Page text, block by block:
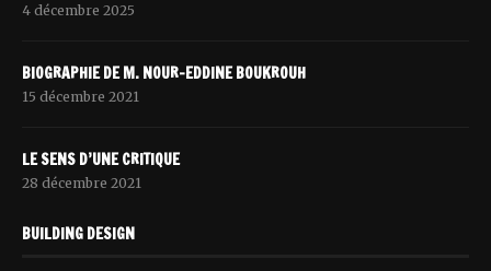
4 décembre 2025
BIOGRAPHIE DE M. NOUR-EDDINE BOUKROUH
15 décembre 2021
LE SENS D’UNE CRITIQUE
28 décembre 2021
BUILDING DESIGN